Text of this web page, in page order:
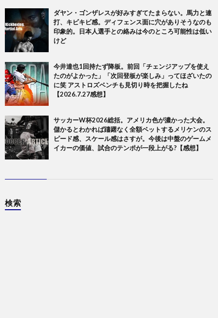
ダヤン・ゴンザレスが好みすぎてたまらない。馬力と連
打、キビキビ感。ディフェンス面に穴がありそうなのも
印象的。日本人選手との絡みは今のところ可能性は低い
けど
今井達也1回持たず降板。前回「チェンジアップを使え
たのがよかった」「次回登板が楽しみ」ってほざいたの
に笑 アストロズベンチも見切り時を把握したね
【2026.7.27感想】
サッカーW杯2026総括。アメリカ色が濃かった大会。
儲かるとわかれば躊躇なく全額ベットするメリケンのス
ピード感、スケール感はさすが。今後は中盤のゲームメ
イカーの価値、試合のテンポが一段上がる?【感想】
検索